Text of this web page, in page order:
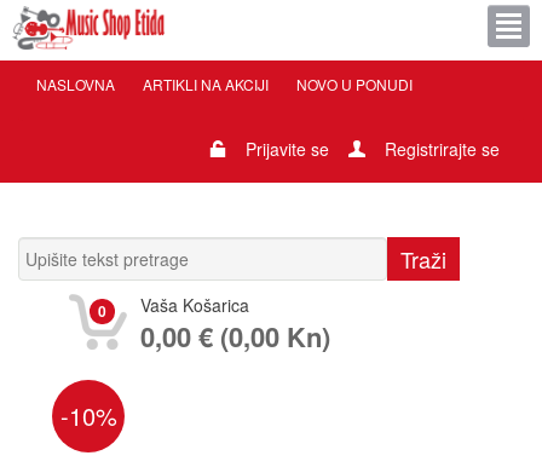
NASLOVNA ARTIKLI NA AKCIJI NOVO U PONUDI
Prijavite se Registrirajte se
0 Vaša Košarica
0,00 € (0,00 Kn)
-10%